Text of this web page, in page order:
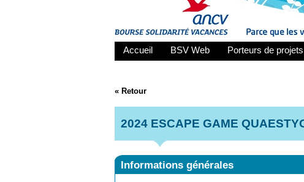
Accueil BSV Web Porteurs de projets
« Retour
2024 ESCAPE GAME
Informations générales